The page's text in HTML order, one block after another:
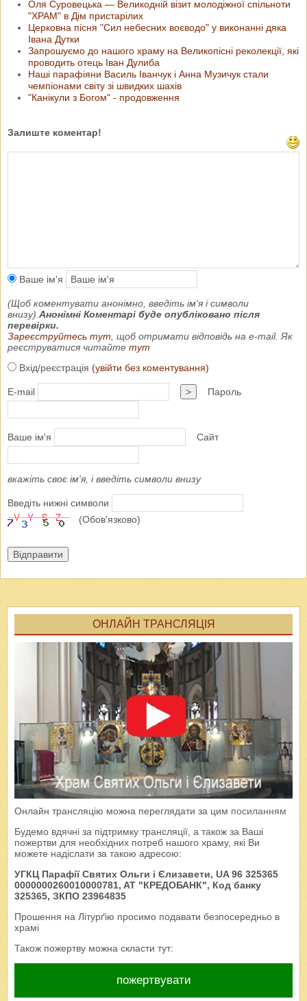
Оля Суровецька — Великодній візит молодіжної спільноти
"ХРАМ" в Дім пристарілих
Церковна пісня "Сил небесних воєводо" у виконанні дяка
Івана Дутки
Запрошуємо до нашого храму на Великопісні реколекції, які
проводить отець Іван Дулиба
Наші парафіяни Василь Іванчук і Анна Музичук стали
чемпіонами світу зі швидких шахів
"Канікули з Богом" - продовження
Залиште коментар!
Ваше ім'я
(Щоб коментувати анонімно, введіть ім'я і символи
внизу). Анонімні Коментарі буде опубліковано після
перевірки.
Зареєструйтесь тут , щоб отримати відповідь на e-mail. Як
реєструватися читайте тут
Вхід/реєстрація (увійти без коментування)
E-mail > Пароль
Ваше ім'я Сайт
вкажіть своє ім'я, і введіть символи внизу
Введіть нижні символи
(Обов'язково)
Відправити
ОНЛАЙН ТРАНСЛЯЦІЯ
Онлайн трансляцію можна переглядати за цим посиланням
Будемо вдячні за підтримку трансляції, а також за Ваші
пожертви для необхідних потреб нашого храму, які Ви
можете надіслати за такою адресою:
УГКЦ Парафії Святих Ольги і Єлизавети, UA 96 325365
0000000260010000781, AT "КРЕДОБАНК", Код банку
325365, ЗКПО 23964835
Прошення на Літурґію просимо подавати безпосередньо в
храмі
Також пожертву можна скласти тут:
пожертвувати